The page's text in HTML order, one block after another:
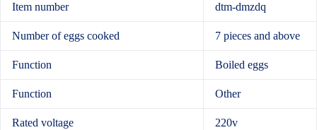
Item number dtm-dmzdq
Number of eggs cooked 7 pieces and above
Function Boiled eggs
Function Other
Rated voltage 220v